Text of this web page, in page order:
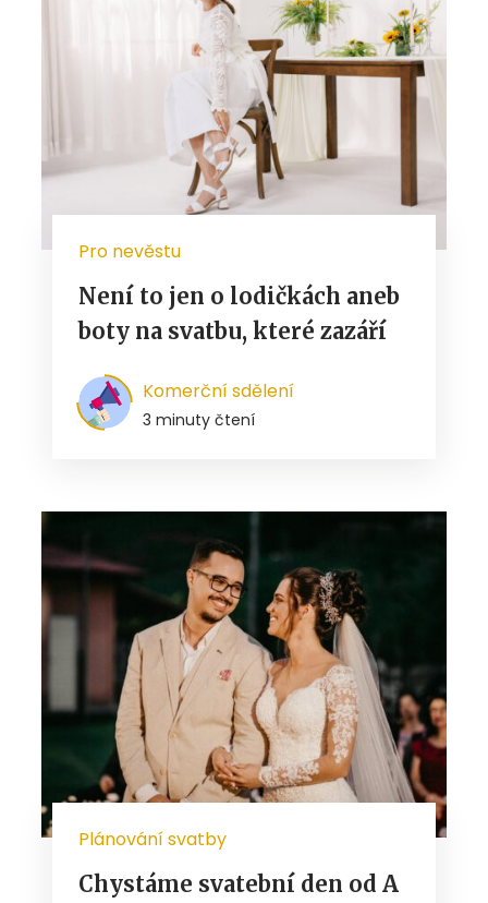
Pro nevěstu
Není to jen o lodičkách aneb
boty na svatbu, které zazáří
Komerční sdělení
3 minuty čtení
Plánování svatby
Chystáme svatební den od A